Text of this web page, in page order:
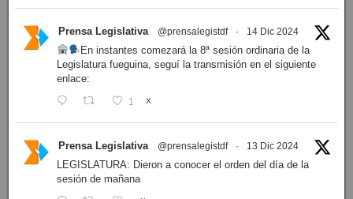
Prensa Legislativa @prensalegistdf · 14 Dic 2024
En instantes comezará la 8ª sesión ordinaria de la
Legislatura fueguina, seguí la transmisión en el siguiente
enlace:
1 X
Prensa Legislativa @prensalegistdf · 13 Dic 2024
LEGISLATURA: Dieron a conocer el orden del día de la
sesión de mañana